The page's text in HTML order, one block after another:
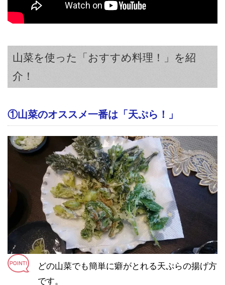
山菜を使った「おすすめ料理！」を紹
介！
①山菜のオススメ一番は「天ぷら！」
どの山菜でも簡単に癖がとれる天ぷらの揚げ方
です。